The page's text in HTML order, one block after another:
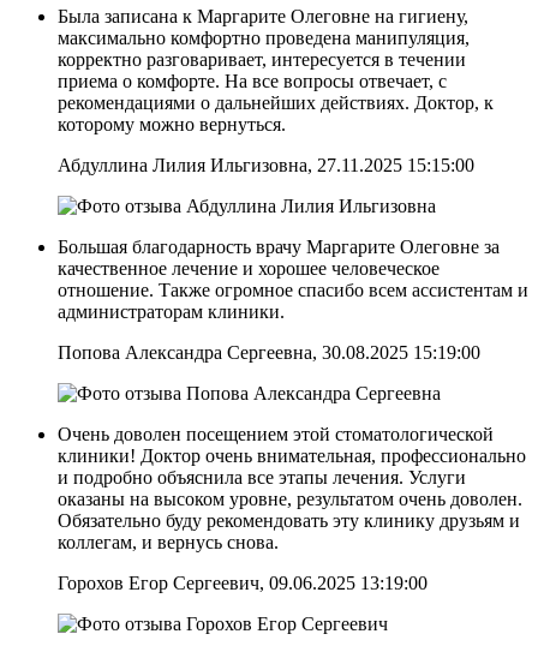
Была записана к Маргарите Олеговне на гигиену,
максимально комфортно проведена манипуляция,
корректно разговаривает, интересуется в течении
приема о комфорте. На все вопросы отвечает, с
рекомендациями о дальнейших действиях. Доктор, к
которому можно вернуться.
Абдуллина Лилия Ильгизовна, 27.11.2025 15:15:00
Большая благодарность врачу Маргарите Олеговне за
качественное лечение и хорошее человеческое
отношение. Также огромное спасибо всем ассистентам и
администраторам клиники.
Попова Александра Сергеевна, 30.08.2025 15:19:00
Очень доволен посещением этой стоматологической
клиники! Доктор очень внимательная, профессионально
и подробно объяснила все этапы лечения. Услуги
оказаны на высоком уровне, результатом очень доволен.
Обязательно буду рекомендовать эту клинику друзьям и
коллегам, и вернусь снова.
Горохов Егор Сергеевич, 09.06.2025 13:19:00